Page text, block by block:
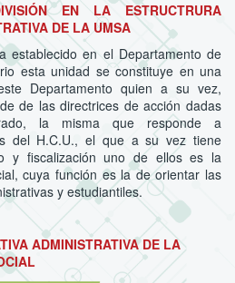
EN LA ESTRUCTRURA
DE LA UMSA
establecido en el Departamento de
esta unidad se constituye en una
Departamento quien a su vez,
de las directrices de acción dadas
la misma que responde a
del H.C.U., el que a su vez tiene
y fiscalización uno de ellos es la
cuya función es la de orientar las
y estudiantiles.
ADMINISTRATIVA DE LA